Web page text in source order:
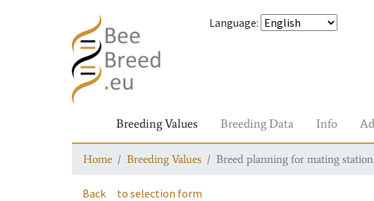
Language:
Breeding Values Breeding Data Info
Home Breeding Values Breed planning for mating
Back to selection form